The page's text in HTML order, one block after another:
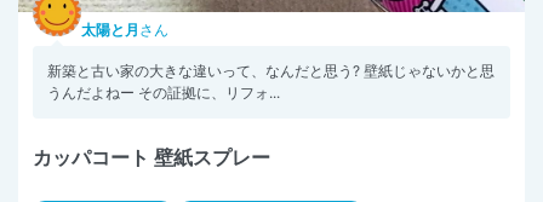
太陽と月 さん
新築と古い家の大きな違いって、なんだと思う? 壁紙じゃないかと思
うんだよねー その証拠に、リフォ...
カッパコート 壁紙スプレー